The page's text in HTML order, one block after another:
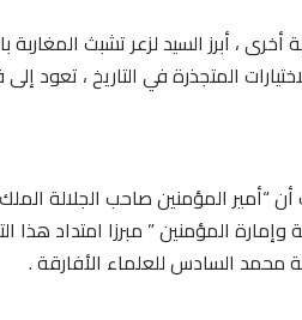
، أبرز السيد لزعر تشبث المغاربة
المتجذرة في التاريخ ، تعود
“أمير المؤمنين صاحب الجلالة
وإمارة المؤمنين ” مبرزا امتداد
السادس للعلماء الأفارقة .